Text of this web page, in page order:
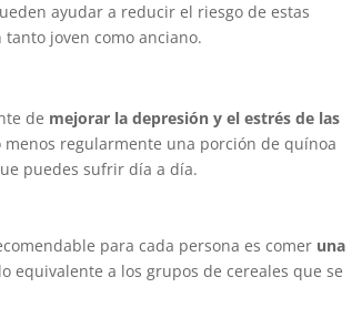
ayudar a reducir el riesgo de estas
joven como anciano.
de mejorar la depresión y el estrés de las
regularmente una porción de quínoa
puedes sufrir día a día.
para cada persona es comer una
equivalente a los grupos de cereales que se